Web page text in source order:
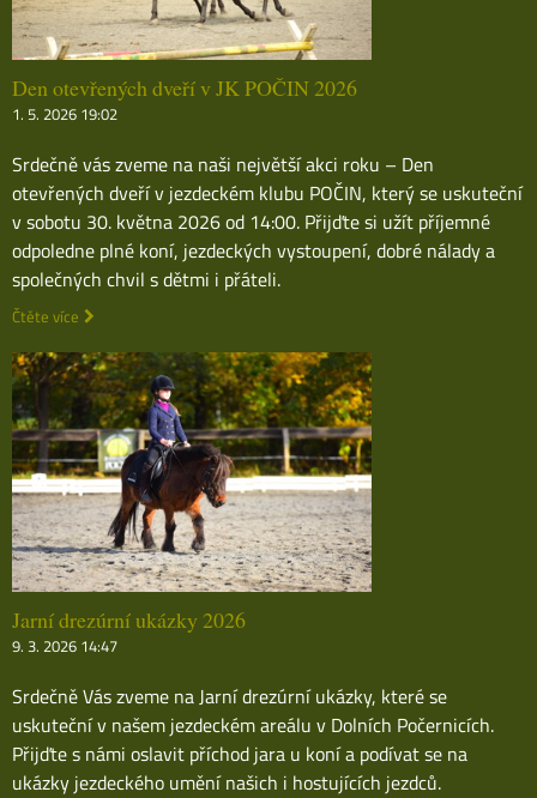
Den otevřených dveří v JK POČIN 2026
1. 5. 2026 19:02
Srdečně vás zveme na naši největší akci roku – Den
otevřených dveří v jezdeckém klubu POČIN, který se uskuteční
v sobotu 30. května 2026 od 14:00. Přijďte si užít příjemné
odpoledne plné koní, jezdeckých vystoupení, dobré nálady a
společných chvil s dětmi i přáteli.
Čtěte více
Jarní drezúrní ukázky 2026
9. 3. 2026 14:47
Srdečně Vás zveme na Jarní drezúrní ukázky, které se
uskuteční v našem jezdeckém areálu v Dolních Počernicích.
Přijďte s námi oslavit příchod jara u koní a podívat se na
ukázky jezdeckého umění našich i hostujících jezdců.